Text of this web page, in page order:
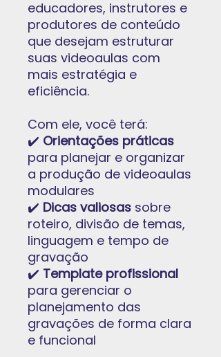
educadores, instrutores e
produtores de conteúdo
que desejam estruturar
suas videoaulas com
mais estratégia e
eficiência.
Com ele, você terá:
✔️ Orientações práticas
para planejar e organizar
a produção de videoaulas
modulares
✔️ Dicas valiosas sobre
roteiro, divisão de temas,
linguagem e tempo de
gravação
✔️ Template profissional
para gerenciar o
planejamento das
gravações de forma clara
e funcional